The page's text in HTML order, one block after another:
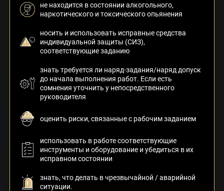
не находится в состоянии алкогольного,
наркотического и токсического опьянения
носить и использовать исправные средства
индивидуальной защиты (СИЗ),
соответствующие заданию
знать требуется ли наряд-задания/наряд допуск
до начала выполнения работ. Если есть
сомнения уточнить у непосредственного
руководителя
оценить риски, связанные с рабочим заданием
использовать в работе соответствующие
инструменты и оборудование и убедиться в их
исправном состоянии
знать, что делать в чрезвычайной / аварийной
ситуации.